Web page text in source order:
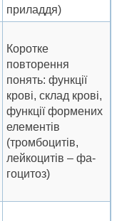
приладдя)
Коротке
повторення
понять: функції
крові, склад крові,
функції формених
елементів
(тромбоцитів,
лейкоцитів – фа-
гоцитоз)